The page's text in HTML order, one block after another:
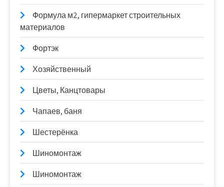
Формула м2, гипермаркет строительных
материалов
Фортэк
Хозяйственный
Цветы, Канцтовары
Чапаев, баня
Шестерёнка
Шиномонтаж
Шиномонтаж